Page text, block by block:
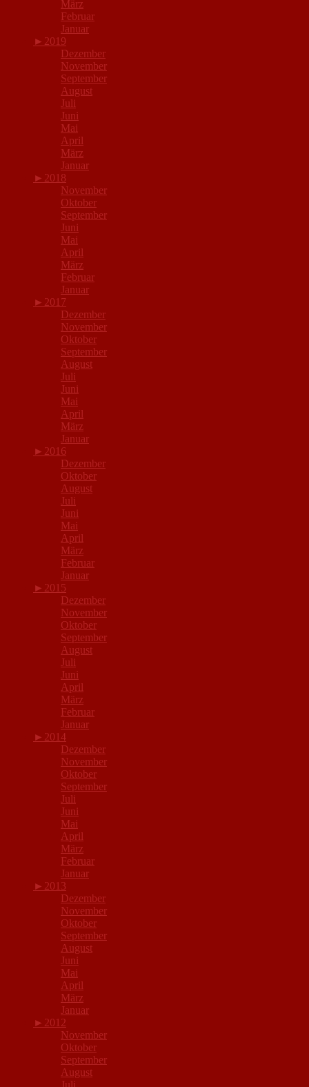
März
Februar
Januar
► 2019
Dezember
November
September
August
Juli
Juni
Mai
April
März
Januar
► 2018
November
Oktober
September
Juni
Mai
April
März
Februar
Januar
► 2017
Dezember
November
Oktober
September
August
Juli
Juni
Mai
April
März
Januar
► 2016
Dezember
Oktober
August
Juli
Juni
Mai
April
März
Februar
Januar
► 2015
Dezember
November
Oktober
September
August
Juli
Juni
April
März
Februar
Januar
► 2014
Dezember
November
Oktober
September
Juli
Juni
Mai
April
März
Februar
Januar
► 2013
Dezember
November
Oktober
September
August
Juni
Mai
April
März
Januar
► 2012
November
Oktober
September
August
Juli